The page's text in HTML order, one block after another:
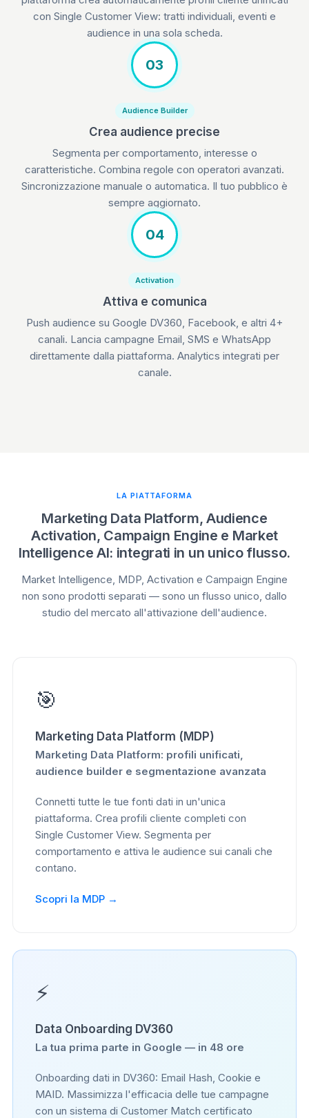
con Single Customer View: tratti individuali, eventi e
audience in una sola scheda.
03
Audience Builder
Crea audience precise
Segmenta per comportamento, interesse o
caratteristiche. Combina regole con operatori avanzati.
Sincronizzazione manuale o automatica. Il tuo pubblico è
sempre aggiornato.
04
Activation
Attiva e comunica
Push audience su Google DV360, Facebook, e altri 4+
canali. Lancia campagne Email, SMS e WhatsApp
direttamente dalla piattaforma. Analytics integrati per
canale.
LA PIATTAFORMA
Marketing Data Platform, Audience
Activation, Campaign Engine e Market
Intelligence AI: integrati in un unico flusso.
Market Intelligence, MDP, Activation e Campaign Engine
non sono prodotti separati — sono un flusso unico, dallo
studio del mercato all'attivazione dell'audience.
🎯
Marketing Data Platform (MDP)
Marketing Data Platform: profili unificati,
audience builder e segmentazione avanzata
Connetti tutte le tue fonti dati in un'unica
piattaforma. Crea profili cliente completi con
Single Customer View. Segmenta per
comportamento e attiva le audience sui canali che
contano.
Scopri la MDP →
⚡
Data Onboarding DV360
La tua prima parte in Google — in 48 ore
Onboarding dati in DV360: Email Hash, Cookie e
MAID. Massimizza l'efficacia delle tue campagne
con un sistema di Customer Match certificato